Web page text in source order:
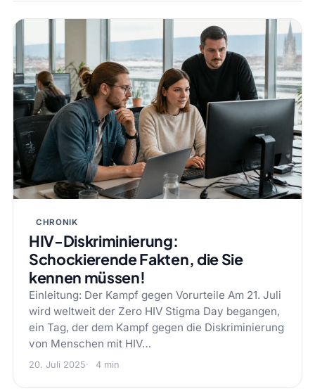
CHRONIK
HIV-Diskriminierung:
Schockierende Fakten, die Sie
kennen müssen!
Einleitung: Der Kampf gegen Vorurteile Am 21. Juli
wird weltweit der Zero HIV Stigma Day begangen,
ein Tag, der dem Kampf gegen die Diskriminierung
von Menschen mit HIV…
20. Juli 2025 4 min